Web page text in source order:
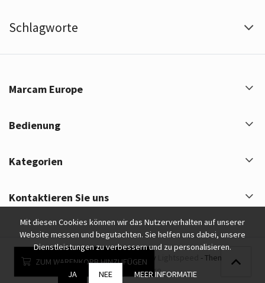
ZUM WARENKORB HINZUFÜGEN
Schlagworte
Marcam Europe
Bedienung
Kategorien
Kontaktieren Sie uns
Marcam Europe © 2026 - Powered by
- Theme by
eCommerce Pro
Mit diesen Cookies können wir das Nutzerverhalten auf unserer
Website messen und begutachten. Sie helfen uns dabei, unsere
Dienstleistungen zu verbessern und zu personalisieren.
JA NEE MEER INFORMATIE